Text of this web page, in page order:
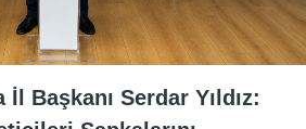
Başkanı Serdar Yıldız: